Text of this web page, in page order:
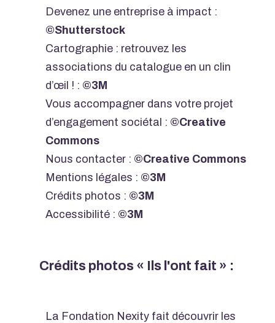
Devenez une entreprise à impact :
©Shutterstock
Cartographie : retrouvez les
associations du catalogue en un clin
d’œil ! : ©3M
Vous accompagner dans votre projet
d’engagement sociétal : ©Creative
Commons
Nous contacter : ©Creative Commons
Mentions légales : ©3M
Crédits photos : ©3M
Accessibilité : ©3M
Crédits photos « Ils l'ont fait » :
La Fondation Nexity fait découvrir les